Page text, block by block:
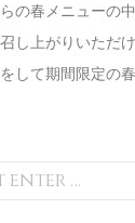
の春メニューの
し上がりいただけ
して期間限定の